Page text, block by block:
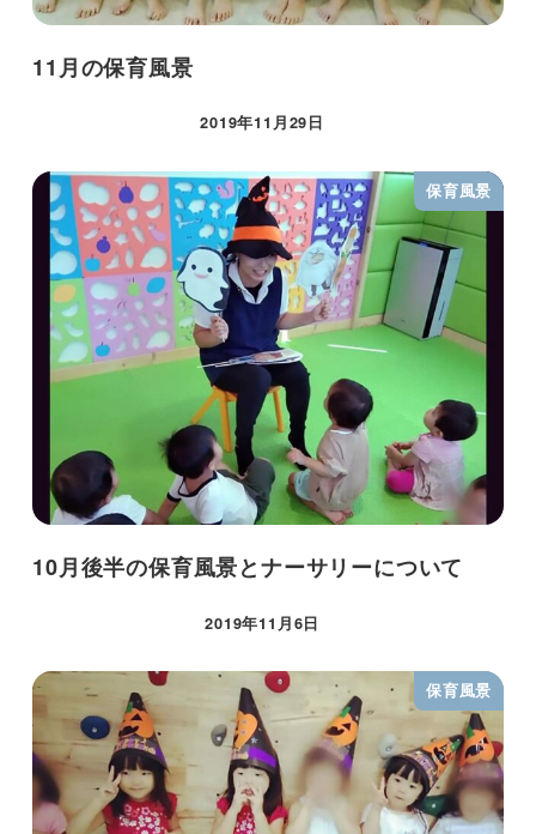
11月の保育風景
2019年11月29日
保育風景
10月後半の保育風景とナーサリーについて
2019年11月6日
保育風景